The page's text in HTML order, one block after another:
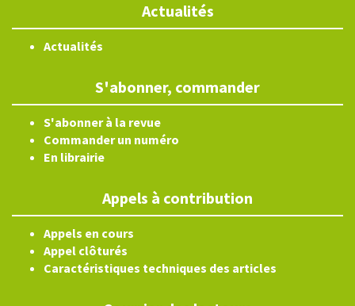
Actualités
Actualités
S'abonner, commander
S'abonner à la revue
Commander un numéro
En librairie
Appels à contribution
Appels en cours
Appel clôturés
Caractéristiques techniques des articles